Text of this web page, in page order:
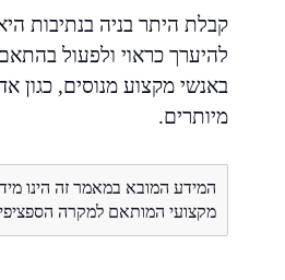
קבלת היתר בניה בנתיבות
להיערך כראוי ולפעול
באנשי מקצוע מנוסים, כגון
מיותרים.
המידע המובא במאמר זה הינו
מקצועי המותאם למקרה הספציפי